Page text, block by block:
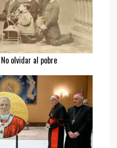
olvidar al pobre